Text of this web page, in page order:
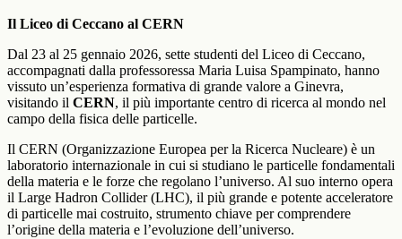
Il Liceo di Ceccano al CERN
Dal 23 al 25 gennaio 2026, sette studenti del Liceo di Ceccano,
accompagnati dalla professoressa Maria Luisa Spampinato, hanno
vissuto un’esperienza formativa di grande valore a Ginevra,
visitando il CERN, il più importante centro di ricerca al mondo nel
campo della fisica delle particelle.
Il CERN (Organizzazione Europea per la Ricerca Nucleare) è un
laboratorio internazionale in cui si studiano le particelle fondamentali
della materia e le forze che regolano l’universo. Al suo interno opera
il Large Hadron Collider (LHC), il più grande e potente acceleratore
di particelle mai costruito, strumento chiave per comprendere
l’origine della materia e l’evoluzione dell’universo.